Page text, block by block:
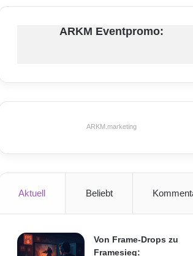
ARKM Eventpromo:
ARKM.marketing
Aktuell Beliebt
Von Frame-Drops zu
Framesieg: